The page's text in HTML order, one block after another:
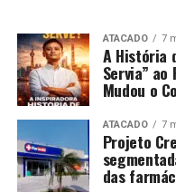
ATACADO 7
A História
Servia”
Mudou o
ATACADO 7
Projeto
das